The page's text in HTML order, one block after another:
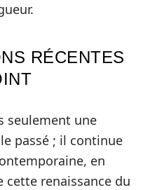
RÉCENTES
seulement une
passé ; il continue
en
cette renaissance du